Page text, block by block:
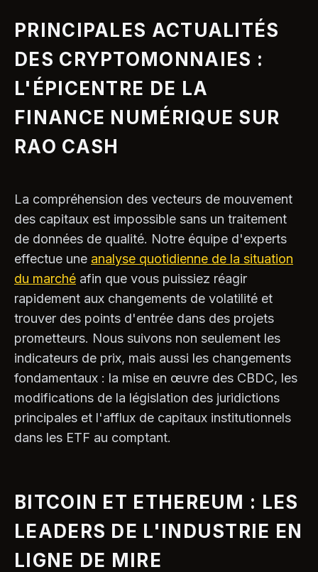
PRINCIPALES ACTUALITÉS
DES CRYPTOMONNAIES :
L'ÉPICENTRE DE LA
FINANCE NUMÉRIQUE SUR
RAO CASH
La compréhension des vecteurs de mouvement
des capitaux est impossible sans un traitement
de données de qualité. Notre équipe d'experts
effectue une analyse quotidienne de la situation
du marché afin que vous puissiez réagir
rapidement aux changements de volatilité et
trouver des points d'entrée dans des projets
prometteurs. Nous suivons non seulement les
indicateurs de prix, mais aussi les changements
fondamentaux : la mise en œuvre des CBDC, les
modifications de la législation des juridictions
principales et l'afflux de capitaux institutionnels
dans les ETF au comptant.
BITCOIN ET ETHEREUM : LES
LEADERS DE L'INDUSTRIE EN
LIGNE DE MIRE